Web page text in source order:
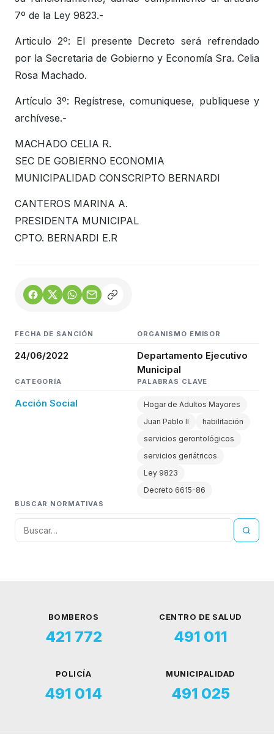
7º de la Ley 9823.-
Articulo 2º: El presente Decreto será refrendado
por la Secretaria de Gobierno y Economía Sra. Celia
Rosa Machado.
Artículo 3º: Regístrese, comuniquese, publiquese y
archívese.-
MACHADO CELIA R.
SEC DE GOBIERNO ECONOMIA
MUNICIPALIDAD CONSCRIPTO BERNARDI
CANTEROS MARINA A.
PRESIDENTA MUNICIPAL
CPTO. BERNARDI E.R
FECHA DE SANCIÓN
24/06/2022
ORGANISMO EMISOR
Departamento Ejecutivo
Municipal
CATEGORÍA
Acción Social
PALABRAS CLAVE
Hogar de Adultos Mayores
Juan Pablo II
habilitación
servicios gerontológicos
servicios geriátricos
Ley 9823
Decreto 6615-86
BUSCAR NORMATIVAS
BOMBEROS
421 772
CENTRO DE SALUD
491 011
POLICÍA
491 014
MUNICIPALIDAD
491 025